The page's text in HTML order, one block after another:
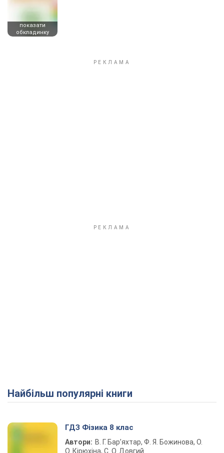
показати
обкладинку
Найбільш популярні книги
ГДЗ Фізика 8 клас
Автори: В. Г. Бар’яхтар, Ф. Я. Божинова, О.
О. Кірюхіна, С. О. Довгий